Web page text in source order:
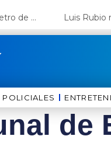
La Línea 2 del Metro de Lima y el Ramal 4 alcanzan un avance del 80%
⁠⁠POLICIALES
de